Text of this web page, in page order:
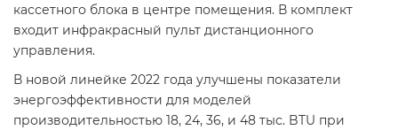
кассетного блока в центре помещения. В комплект
входит инфракрасный пульт дистанционного
управления.
В новой линейке 2022 года улучшены показатели
энергоэффективности для моделей
производительностью 18, 24, 36, и 48 тыс. BTU при